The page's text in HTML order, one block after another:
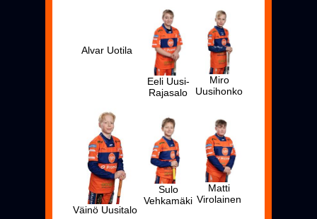
Alvar Uotila
Eeli Uusi-
Rajasalo
Miro
Uusihonko
Väinö Uusitalo
Sulo
Vehkamäki
Matti
Virolainen